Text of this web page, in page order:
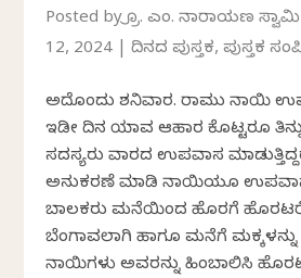
Posted byಪ್ರೊ. ಎಂ. ನಾರಾಯಣ
12, 2024 |ದಿನದ ಪುಸ್ತಕ,ಪುಸ್ತಕ
ಅದೊಂದು ಶನಿವಾರ. ರಾಮು ನಾಯಿ
ಇಡೀ ದಿನ ಯಾವ ಆಹಾರ ಕೊಟ್ಟರೂ
ಸದಸ್ಯರು ವಾರದ ಉಪವಾಸ
ಅನುಕರಣೆ ಮಾಡಿ ನಾಯಿಯೂ
ಬಾಲಕರು ಮನೆಯಿಂದ ಹೊರಗೆ
ಬೆಂಗಾವಲಾಗಿ ಹಾಗೂ ಮನೆಗೆ ಮಕ್ಕಳನ್ನು
ನಾಯಿಗಳು ಅವರನ್ನು ಹಿಂಬಾಲಿಸಿ